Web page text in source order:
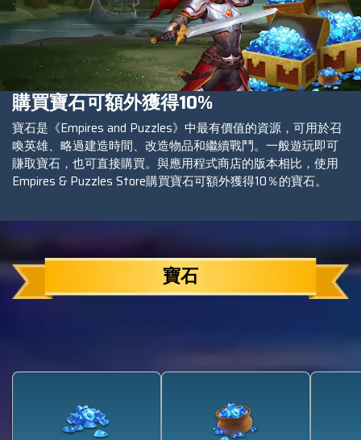
購買寶石可額外獲得10%
寶石是《Empires and Puzzles》中最有價值的資源，可用於召
喚英雄、略過建造時間、改造物品和繼續戰鬥。一般遊玩即可
賺取寶石，也可直接購買。與應用程式商店的版本相比，使用
Empires & Puzzles Store購買寶石可額外獲得10％的寶石。
寶石